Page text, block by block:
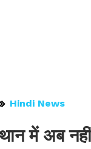
Hindi News
में अब